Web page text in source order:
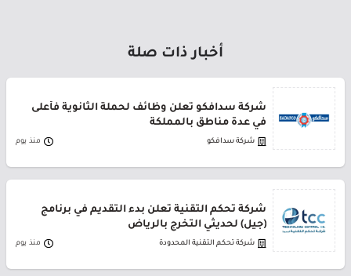
أخبار ذات صلة
شركة سدافكو تعلن وظائف لحملة الثانوية فأعلى
في عدة مناطق بالمملكة
شركة سدافكو منذ يوم
شركة تحكم التقنية تعلن بدء التقديم في برنامج
(جيل) لحديثي التخرج بالرياض
شركة تحكم التقنية المحدودة منذ يوم